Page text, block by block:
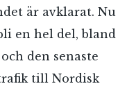
är avklarat. Nu
en hel del, bland
den senaste
till Nordisk